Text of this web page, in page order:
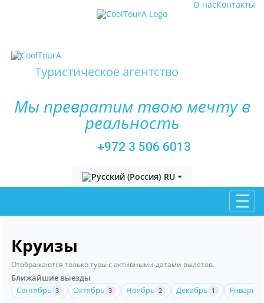
О насКонтакты
Туристическое агентство
Мы превратим твою мечту в
реальность
+972 3 506 6013
Выберите язык
RU
Круизы
Отображаются только туры с активными датами вылетов.
Ближайшие выезды
Сентябрь 3 Октябрь 3 Ноябрь 2 Декабрь 1
Январь